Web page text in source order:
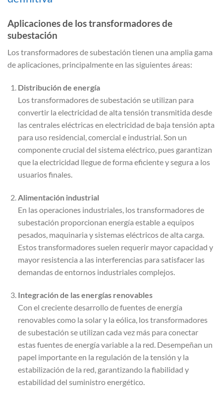
Aplicaciones de los transformadores de
subestación
Los transformadores de subestación tienen una amplia gama
de aplicaciones, principalmente en las siguientes áreas:
Distribución de energía
Los transformadores de subestación se utilizan para
convertir la electricidad de alta tensión transmitida desde
las centrales eléctricas en electricidad de baja tensión apta
para uso residencial, comercial e industrial. Son un
componente crucial del sistema eléctrico, pues garantizan
que la electricidad llegue de forma eficiente y segura a los
usuarios finales.
Alimentación industrial
En las operaciones industriales, los transformadores de
subestación proporcionan energía estable a equipos
pesados, maquinaria y sistemas eléctricos de alta carga.
Estos transformadores suelen requerir mayor capacidad y
mayor resistencia a las interferencias para satisfacer las
demandas de entornos industriales complejos.
Integración de las energías renovables
Con el creciente desarrollo de fuentes de energía
renovables como la solar y la eólica, los transformadores
de subestación se utilizan cada vez más para conectar
estas fuentes de energía variable a la red. Desempeñan un
papel importante en la regulación de la tensión y la
estabilización de la red, garantizando la fiabilidad y
estabilidad del suministro energético.